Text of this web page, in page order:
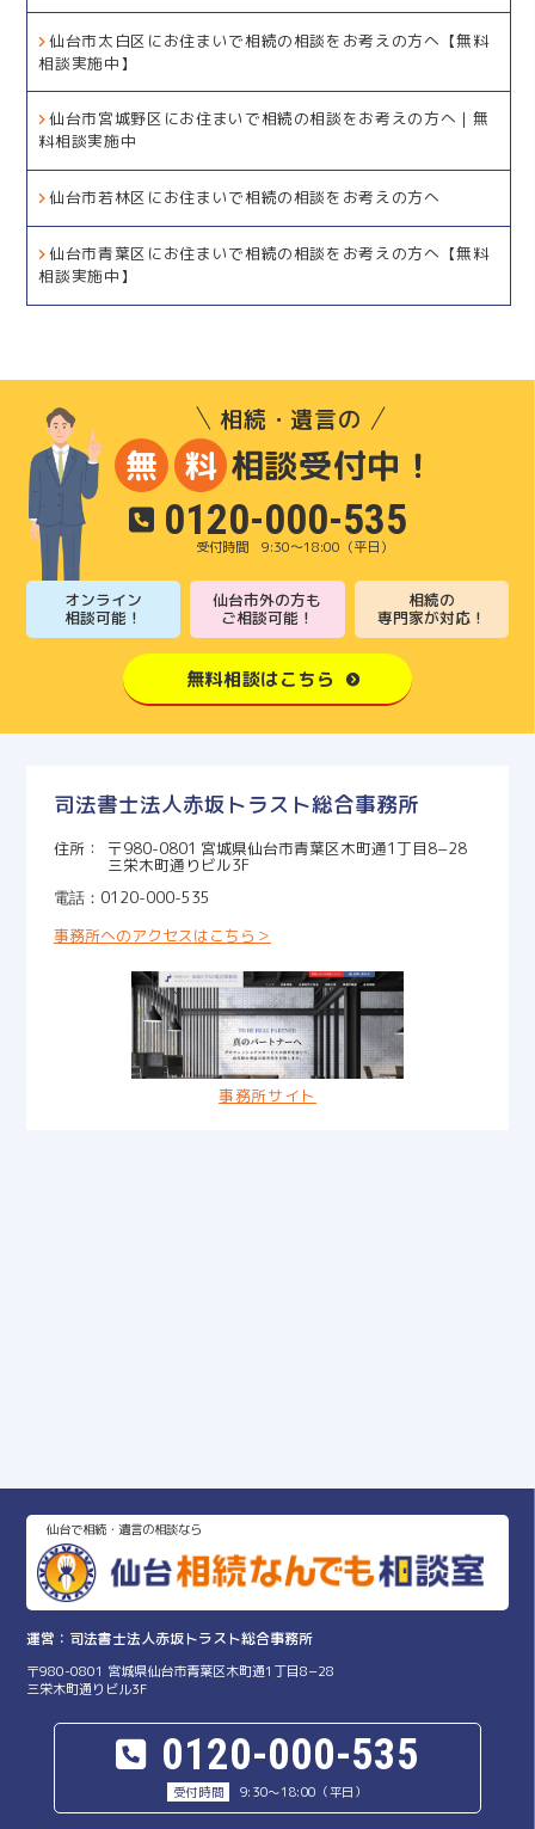
仙台市太白区にお住まいで相続の相談をお考えの方へ【無料
相談実施中】
仙台市宮城野区にお住まいで相続の相談をお考えの方へ｜無
料相談実施中
仙台市若林区にお住まいで相続の相談をお考えの方へ
仙台市青葉区にお住まいで相続の相談をお考えの方へ【無料
相談実施中】
相続・遺言の
無 料 相談受付中！
0120-000-535
9:30～18:00（平日）
オンライン
相談可能！
仙台市外の方も
ご相談可能！
相続の
専門家が対応！
無料相談はこちら
司法書士法人赤坂トラスト総合事務所
〒980-0801 宮城県仙台市青葉区木町通1丁目8−28
三栄木町通りビル3F
0120-000-535
事務所へのアクセスはこちら＞
事務所サイト
仙台で相続・遺言の相談なら
司法書士法人赤坂トラスト総合事務所
〒980-0801 宮城県仙台市青葉区木町通1丁目8−28
三栄木町通りビル3F
0120-000-535
9:30～18:00（平日）